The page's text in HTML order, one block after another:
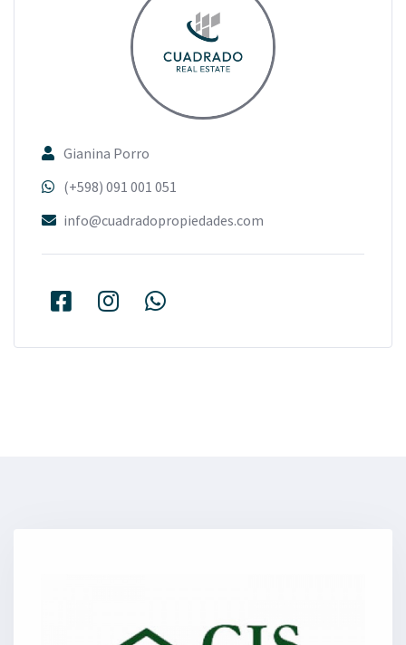
Gianina Porro
(+598) 091 001 051
info@cuadradopropiedades.com